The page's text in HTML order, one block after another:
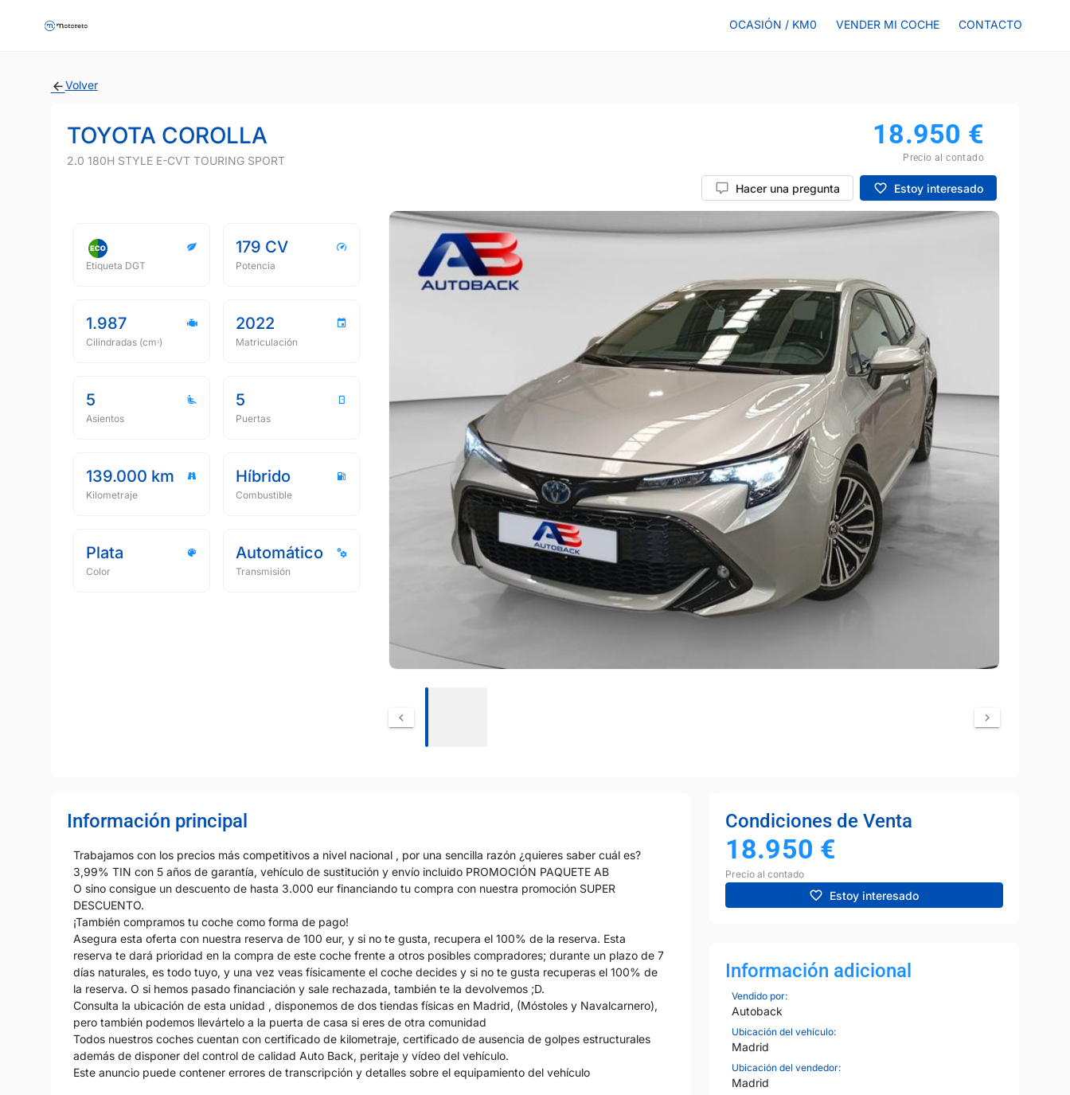
OCASIÓN / KM0 VENDER MI COCHE CONTACTO
Volver
TOYOTA COROLLA
2.0 180H STYLE E-CVT TOURING SPORT
18.950 €
Precio al contado
Hacer una pregunta Estoy interesado
Etiqueta DGT
179 CV
Potencia
1.987
Cilindradas (cmᵌ)
2022
Matriculación
5
Asientos
5
Puertas
139.000 km
Kilometraje
Híbrido
Combustible
Plata
Color
Automático
Transmisión
Información principal
Trabajamos con los precios más competitivos a nivel nacional , por una sencilla razón ¿quieres saber cuál es?
3,99% TIN con 5 años de garantía, vehículo de sustitución y envío incluido PROMOCIÓN PAQUETE AB
O sino consigue un descuento de hasta 3.000 eur financiando tu compra con nuestra promoción SUPER
DESCUENTO.
¡También compramos tu coche como forma de pago!
Asegura esta oferta con nuestra reserva de 100 eur, y si no te gusta, recupera el 100% de la reserva. Esta
reserva te dará prioridad en la compra de este coche frente a otros posibles compradores; durante un plazo de 7
días naturales, es todo tuyo, y una vez veas físicamente el coche decides y si no te gusta recuperas el 100% de
la reserva. O si hemos pasado financiación y sale rechazada, también te la devolvemos ;D.
Consulta la ubicación de esta unidad , disponemos de dos tiendas físicas en Madrid, (Móstoles y Navalcarnero),
pero también podemos llevártelo a la puerta de casa si eres de otra comunidad
Todos nuestros coches cuentan con certificado de kilometraje, certificado de ausencia de golpes estructurales
además de disponer del control de calidad Auto Back, peritaje y vídeo del vehículo.
Este anuncio puede contener errores de transcripción y detalles sobre el equipamiento del vehículo
Condiciones de Venta
18.950 €
Precio al contado
Estoy interesado
Información adicional
Vendido por:
Autoback
Ubicación del vehículo:
Madrid
Ubicación del vendedor:
Madrid